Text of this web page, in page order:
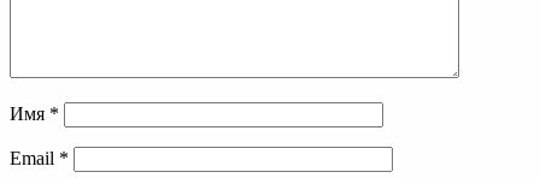
Имя *
Email *